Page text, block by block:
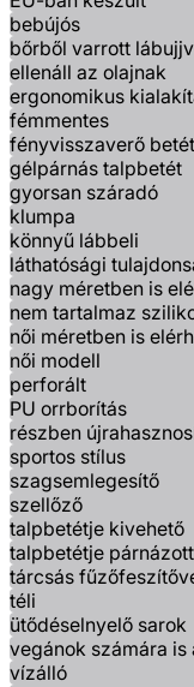
bebújós
bőrből varrott
ellenáll az olajnak
ergonomikus
fémmentes
fényvisszaverő
gélpárnás talpbetét
gyorsan száradó
klumpa
könnyű lábbeli
láthatósági
nagy méretben is
nem tartalmaz
női méretben is
női modell
perforált
PU orrborítás
részben
sportos stílus
szagsemlegesítő
szellőző
talpbetétje kivehető
talpbetétje párnázott
tárcsás
téli
ütődéselnyelő sarok
vegánok számára is
vízálló